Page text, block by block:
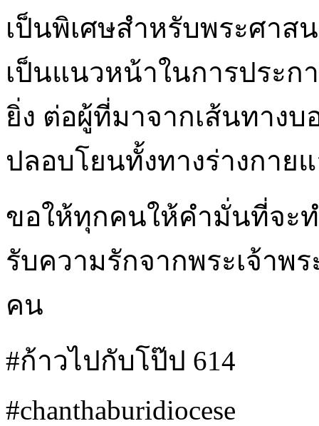
เป็นพิเศษสำหรับพระศาส
เป็นแนวหน้าในการประก
ยิ่ง ต่อผู้ที่มาจากเส้นทาง
ปลอบโยนทั้งทางร่างกา
ขอให้ทุกคนให้คำมั่นที่จะ
รับความรักจากพระเจ้าพ
คน
#ก้าวไปกับโป๊ป 614
#chanthaburidiocese